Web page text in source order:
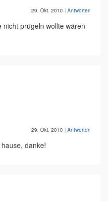
29. Okt. 2010 | Antworten
prügeln wollte wären
29. Okt. 2010 | Antworten
danke!